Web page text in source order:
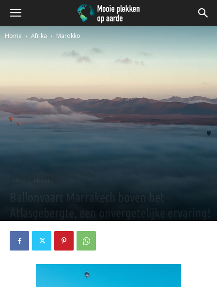
Home Afrika Marokko
Ballonvaart Marrakech boven het
Atlasgebergte, een onvergetelijke ervaring!